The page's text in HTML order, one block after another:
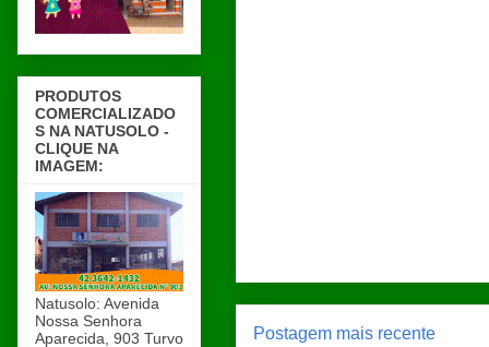
Postagem mais recente
PRODUTOS
COMERCIALIZADO
S NA NATUSOLO -
CLIQUE NA
IMAGEM:
Natusolo: Avenida
Nossa Senhora
Aparecida, 903 Turvo